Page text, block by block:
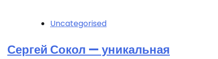
Uncategorised
Сергей Сокол — уникальная